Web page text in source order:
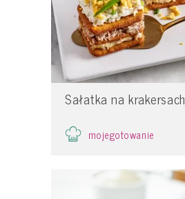
Sałatka na krakersach
mojegotowanie